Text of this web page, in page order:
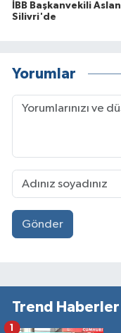
İBB Başkanvekili Aslan
Silivri'de
Yorumlar
Gönder
Trend Haberler
1